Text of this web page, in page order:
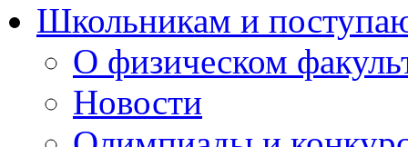
Школьникам и
О физическом
Новости